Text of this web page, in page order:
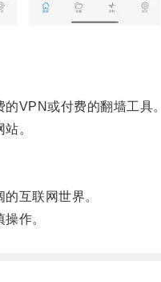
VPN或付费的翻墙工具。
。
互联网世界。
作。